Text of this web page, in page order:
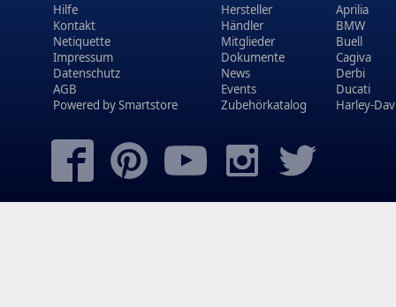
Hilfe
Kontakt
Netiquette
Impressum
Datenschutz
AGB
Powered bySmartstore
Hersteller
Händler
Mitglieder
Dokumente
News
Events
Zubehörkatalog
Aprilia
BMW
Buell
Cagiva
Derbi
Ducati
Harley-